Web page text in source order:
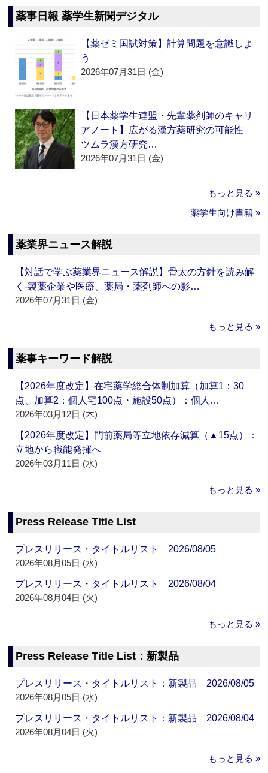
薬事日報 薬学生新聞デジタル
【薬ゼミ国試対策】計算問題を意識しよ
う
2026年07月31日 (金)
【日本薬学生連盟・先輩薬剤師のキャリ
アノート】広がる漢方薬研究の可能性
ツムラ漢方研究…
2026年07月31日 (金)
もっと見る »
薬学生向け書籍 »
薬業界ニュース解説
【対話で学ぶ薬業界ニュース解説】骨太の方針を読み解
く‐製薬企業や医療、薬局・薬剤師への影…
2026年07月31日 (金)
もっと見る »
薬事キーワード解説
【2026年度改定】在宅薬学総合体制加算（加算1：30
点、加算2：個人宅100点・施設50点）：個人…
2026年03月12日 (木)
【2026年度改定】門前薬局等立地依存減算（▲15点）：
立地から職能発揮へ
2026年03月11日 (水)
もっと見る »
Press Release Title List
プレスリリース・タイトルリスト 2026/08/05
2026年08月05日 (水)
プレスリリース・タイトルリスト 2026/08/04
2026年08月04日 (火)
もっと見る »
Press Release Title List：新製品
プレスリリース・タイトルリスト：新製品 2026/08/05
2026年08月05日 (水)
プレスリリース・タイトルリスト：新製品 2026/08/04
2026年08月04日 (火)
もっと見る »